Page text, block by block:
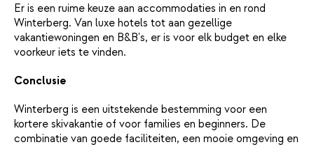
Er is een ruime keuze aan accommodaties in en rond
Winterberg. Van luxe hotels tot aan gezellige
vakantiewoningen en B&B's, er is voor elk budget en elke
voorkeur iets te vinden.
Conclusie
Winterberg is een uitstekende bestemming voor een
kortere skivakantie of voor families en beginners. De
combinatie van goede faciliteiten, een mooie omgeving en